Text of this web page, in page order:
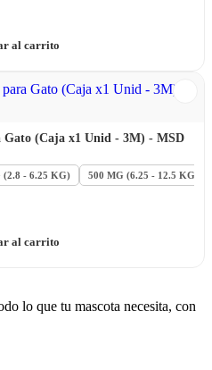
al carrito
Gato (Caja x1 Unid - 3M) - MSD
(2.8 - 6.25 KG) 500 MG (6.25 - 12.5 KG)
al carrito
lo que tu mascota necesita, con